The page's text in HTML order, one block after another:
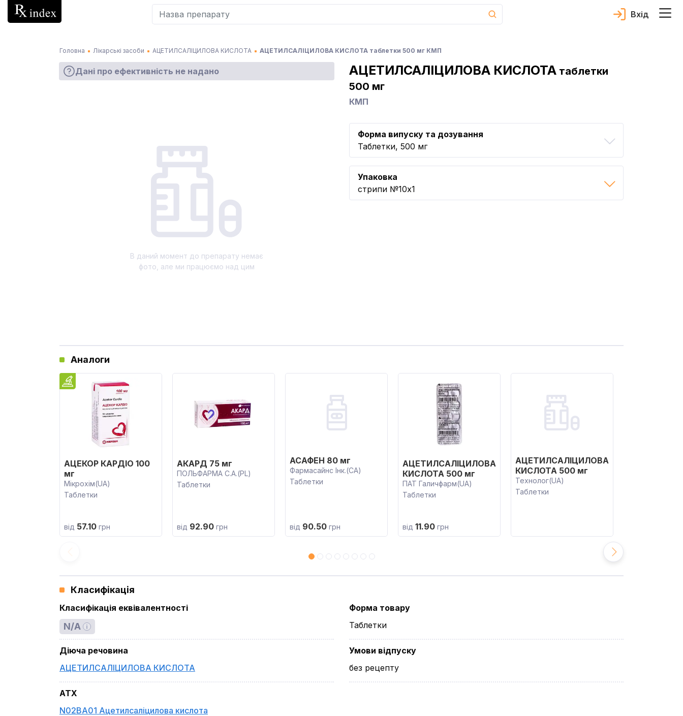
Вхід
Головна Лікарські засоби АЦЕТИЛСАЛІЦИЛОВА КИСЛОТА АЦЕТИЛСАЛІЦИЛОВА КИСЛОТА таблетки 500 мг КМП
Дані про ефективність не надано
В даний момент до препарату немає
фото, але ми працюємо над цим
АЦЕТИЛСАЛІЦИЛОВА КИСЛОТА таблетки
500 мг
КМП
Форма випуску та дозування
Таблетки, 500 мг
Упаковка
стрипи №10x1
Аналоги
АЦЕКОР КАРДІО 100
мг
Мікрохім(UA)
Таблетки
від 57.10 грн
АКАРД 75 мг
ПОЛЬФАРМА С.А.(PL)
Таблетки
від 92.90 грн
АСАФЕН 80 мг
Фармасайнс Інк.(CA)
Таблетки
від 90.50 грн
АЦЕТИЛСАЛІЦИЛОВА
КИСЛОТА 500 мг
ПАТ Галичфарм(UA)
Таблетки
від 11.90 грн
АЦЕТИЛСАЛІЦИЛОВА
КИСЛОТА 500 мг
Технолог(UA)
Таблетки
Класифікація
Класифікація еквівалентності
N/A
Діюча речовина
АЦЕТИЛСАЛІЦИЛОВА КИСЛОТА
ATX
N02BA01 Ацетилсаліцилова кислота
Форма товару
Таблетки
Умови відпуску
без рецепту